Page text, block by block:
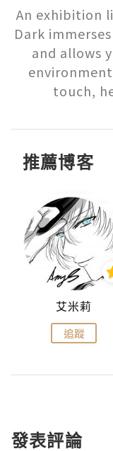
An exhibition
Dark
and allows
touch,
推薦博客
艾米莉
追蹤
發表評論